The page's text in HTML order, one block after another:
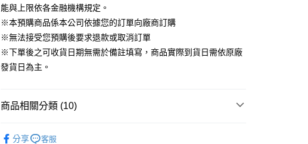
全盈+PAY
AFTEE先享後付
相關說明
【關於「AFTEE先享後付」】
AFTEE先享後付是「在收到商品之後才付款」的支付方式。 讓您購物簡單
２．便利：只要手機號碼，簡訊認證，即可結帳。
【「AFTEE先享後付」結帳流程】
ATM付款
運送方式
能與上限依各金融機構規定。
※本預購商品係本公司依據您的訂單向廠商訂購
※無法接受您預購後要求退款或取消訂單
※下單後之可收貨日期無需於備註填寫，商品實際到貨日需依原廠
發貨日為主。
商品相關分類 (10)
分享 客服